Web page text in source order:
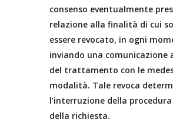
consenso eventualmente
relazione alla finalità di cui
essere revocato, in ogni
inviando una
del trattamento con le
modalità. Tale revoca
l’interruzione della
della richiesta.